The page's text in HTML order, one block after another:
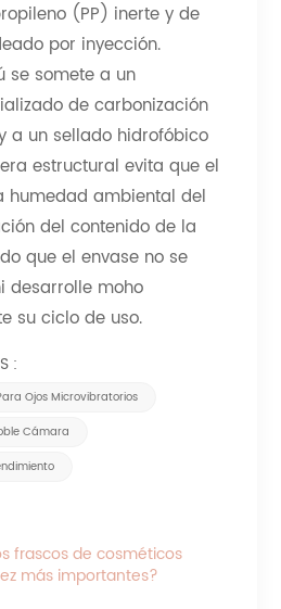
(PP) inerte y de
por inyección.
se somete a un
de carbonización
a un sellado hidrofóbico
estructural evita que el
humedad ambiental del
del contenido de la
que el envase no se
desarrolle moho
su ciclo de uso.
:
Ojos Microvibratorios
Cámara
frascos de cosméticos
más importantes?